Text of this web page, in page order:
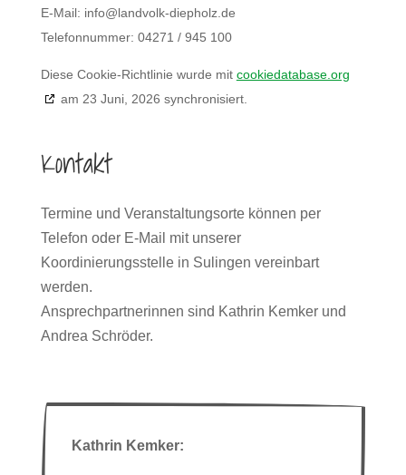
E-Mail: info@landvolk-diepholz.de
Telefonnummer: 04271 / 945 100
Diese Cookie-Richtlinie wurde mit cookiedatabase.org
am 23 Juni, 2026 synchronisiert.
Kontakt
Termine und Veranstaltungsorte können per
Telefon oder E-Mail mit unserer
Koordinierungsstelle in Sulingen vereinbart
werden.
Ansprechpartnerinnen sind Kathrin Kemker und
Andrea Schröder.
Kathrin Kemker: